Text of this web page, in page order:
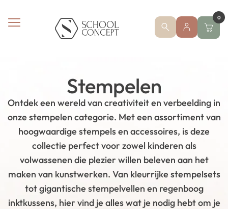
0
Stempelen
Ontdek een wereld van creativiteit en verbeelding in
onze stempelen categorie. Met een assortiment van
hoogwaardige stempels en accessoires, is deze
collectie perfect voor zowel kinderen als
volwassenen die plezier willen beleven aan het
maken van kunstwerken. Van kleurrijke stempelsets
tot gigantische stempelvellen en regenboog
inktkussens, hier vind je alles wat je nodig hebt om je